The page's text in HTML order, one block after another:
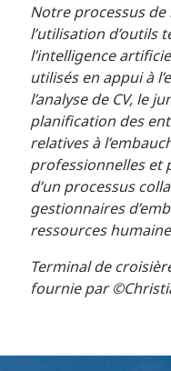
Notre processus
l’utilisation d’outils
l’intelligence
utilisés en appui à
l’analyse de CV, le
planification des
relatives à
professionnelles et
d’un processus
gestionnaires
ressources
Terminal de
fournie par